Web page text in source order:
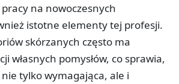
na nowoczesnych
istotne elementy tej profesji.
skórzanych często ma
własnych pomysłów, co sprawia,
tylko wymagająca, ale i